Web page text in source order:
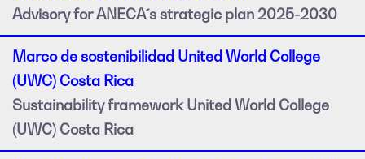
Advisory for ANECA´s strategic plan 2025-2030
Marco de sostenibilidad United World College
(UWC) Costa Rica
Sustainability framework United World College
(UWC) Costa Rica